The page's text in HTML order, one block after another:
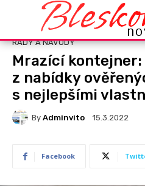
Rady a návody
RADY A NÁVODY
Mrazící
z nabídky
s nejlepšími
By Adminvito 15.3.2022
Facebook